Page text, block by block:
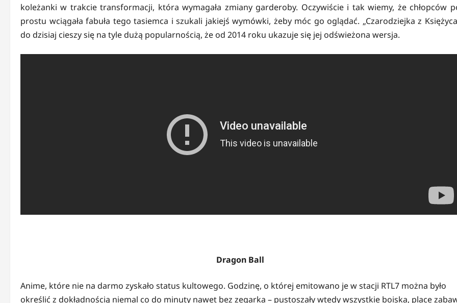
koleżanki w trakcie transformacji, która wymagała zmiany garderoby. Oczywiście i tak wiemy, że chłopców
prostu wciągała fabuła tego tasiemca i szukali jakiejś wymówki, żeby móc go oglądać. „Czarodziejka z
do dzisiaj cieszy się na tyle dużą popularnością, że od 2014 roku ukazuje się jej odświeżona wersja.
Dragon Ball
Anime, które nie na darmo zyskało status kultowego. Godzinę, o której emitowano je w stacji RTL7 można było
określić z dokładnością niemal co do minuty nawet bez zegarka – pustoszały wtedy wszystkie boiska, place